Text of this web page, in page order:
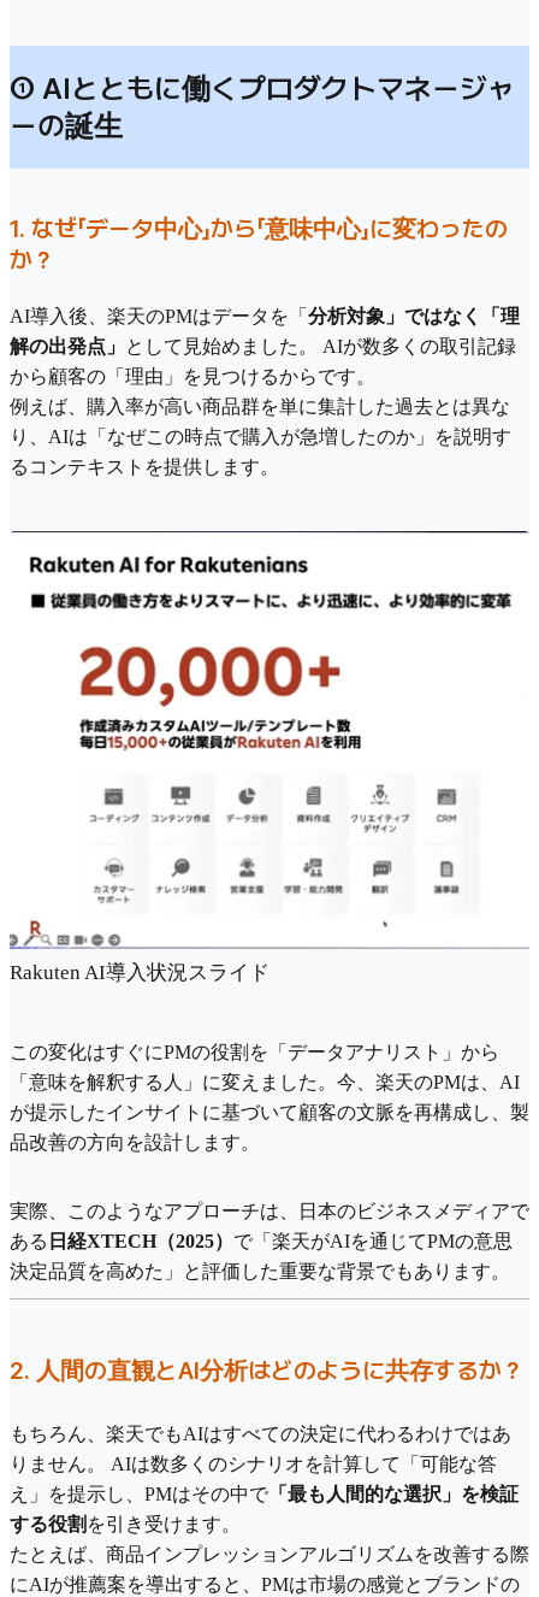
① AIとともに働くプロダクトマネージャ
ーの誕生
1. なぜ「データ中心」から「意味中心」に変わったの
か？
AI導入後、楽天のPMはデータを「 分析対象」ではなく「理
解の出発点」 として見始めました。 AIが数多くの取引記録
から顧客の「理由」を見つけるからです。
例えば、購入率が高い商品群を単に集計した過去とは異な
り、AIは「なぜこの時点で購入が急増したのか」を説明す
るコンテキストを提供します。
Rakuten AI導入状況スライド
この変化はすぐにPMの役割を「データアナリスト」から
「意味を解釈する人」に変えました。今、楽天のPMは、AI
が提示したインサイトに基づいて顧客の文脈を再構成し、製
品改善の方向を設計します。
実際、このようなアプローチは、日本のビジネスメディアで
ある 日経XTECH（2025） で「楽天がAIを通じてPMの意思
決定品質を高めた」と評価した重要な背景でもあります。
2. 人間の直観とAI分析はどのように共存するか？
もちろん、楽天でもAIはすべての決定に代わるわけではあ
りません。 AIは数多くのシナリオを計算して「可能な答
え」を提示し、PMはその中で「最も人間的な選択」を検証
する役割 を引き受けます。
たとえば、商品インプレッションアルゴリズムを改善する際
にAIが推薦案を導出すると、PMは市場の感覚とブランドの